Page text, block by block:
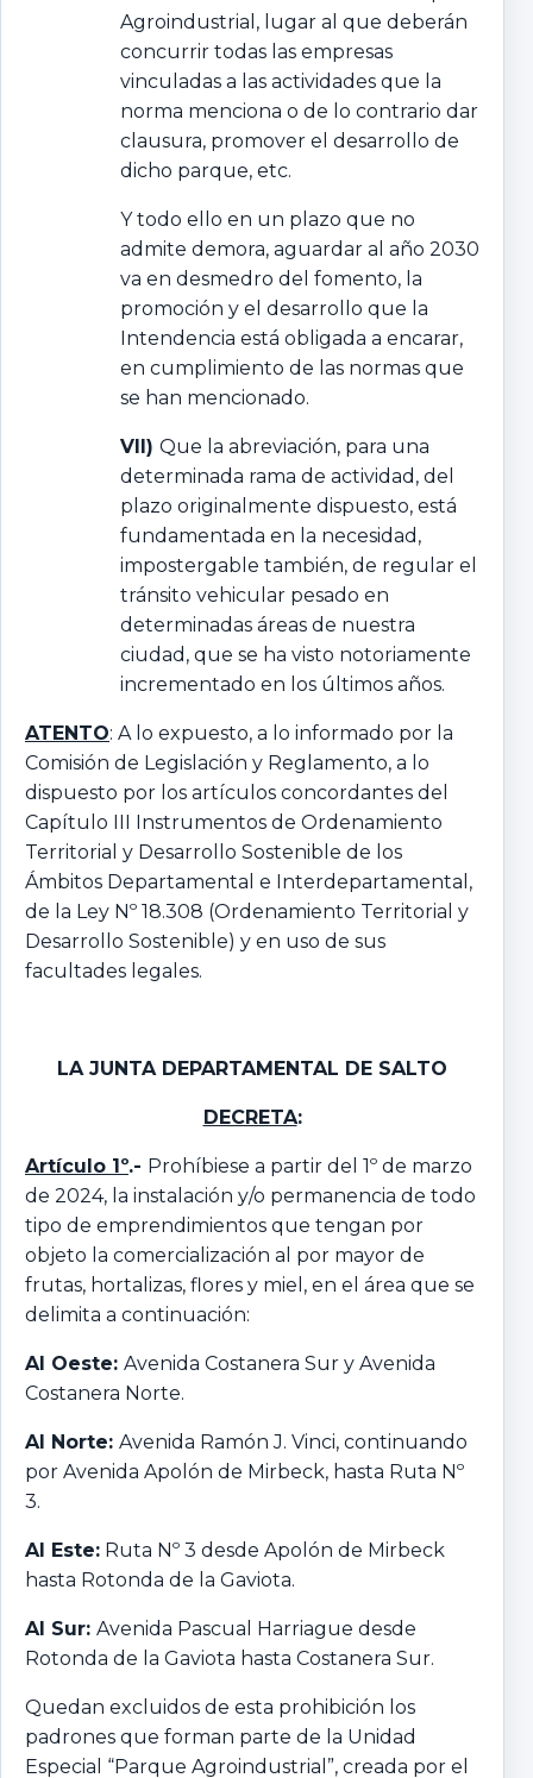
Agroindustrial, lugar al que deberán
concurrir todas las empresas
vinculadas a las actividades que la
norma menciona o de lo contrario dar
clausura, promover el desarrollo de
dicho parque, etc.
Y todo ello en un plazo que no
admite demora, aguardar al año 2030
va en desmedro del fomento, la
promoción y el desarrollo que la
Intendencia está obligada a encarar,
en cumplimiento de las normas que
se han mencionado.
VII) Que la abreviación, para una
determinada rama de actividad, del
plazo originalmente dispuesto, está
fundamentada en la necesidad,
impostergable también, de regular el
tránsito vehicular pesado en
determinadas áreas de nuestra
ciudad, que se ha visto notoriamente
incrementado en los últimos años.
ATENTO: A lo expuesto, a lo informado por la
Comisión de Legislación y Reglamento, a lo
dispuesto por los artículos concordantes del
Capítulo III Instrumentos de Ordenamiento
Territorial y Desarrollo Sostenible de los
Ámbitos Departamental e Interdepartamental,
de la Ley Nº 18.308 (Ordenamiento Territorial y
Desarrollo Sostenible) y en uso de sus
facultades legales.
LA JUNTA DEPARTAMENTAL DE SALTO
DECRETA:
Artículo 1º.- Prohíbiese a partir del 1º de marzo
de 2024, la instalación y/o permanencia de todo
tipo de emprendimientos que tengan por
objeto la comercialización al por mayor de
frutas, hortalizas, flores y miel, en el área que se
delimita a continuación:
Al Oeste: Avenida Costanera Sur y Avenida
Costanera Norte.
Al Norte: Avenida Ramón J. Vinci, continuando
por Avenida Apolón de Mirbeck, hasta Ruta Nº
3.
Al Este: Ruta Nº 3 desde Apolón de Mirbeck
hasta Rotonda de la Gaviota.
Al Sur: Avenida Pascual Harriague desde
Rotonda de la Gaviota hasta Costanera Sur.
Quedan excluidos de esta prohibición los
padrones que forman parte de la Unidad
Especial “Parque Agroindustrial”, creada por el